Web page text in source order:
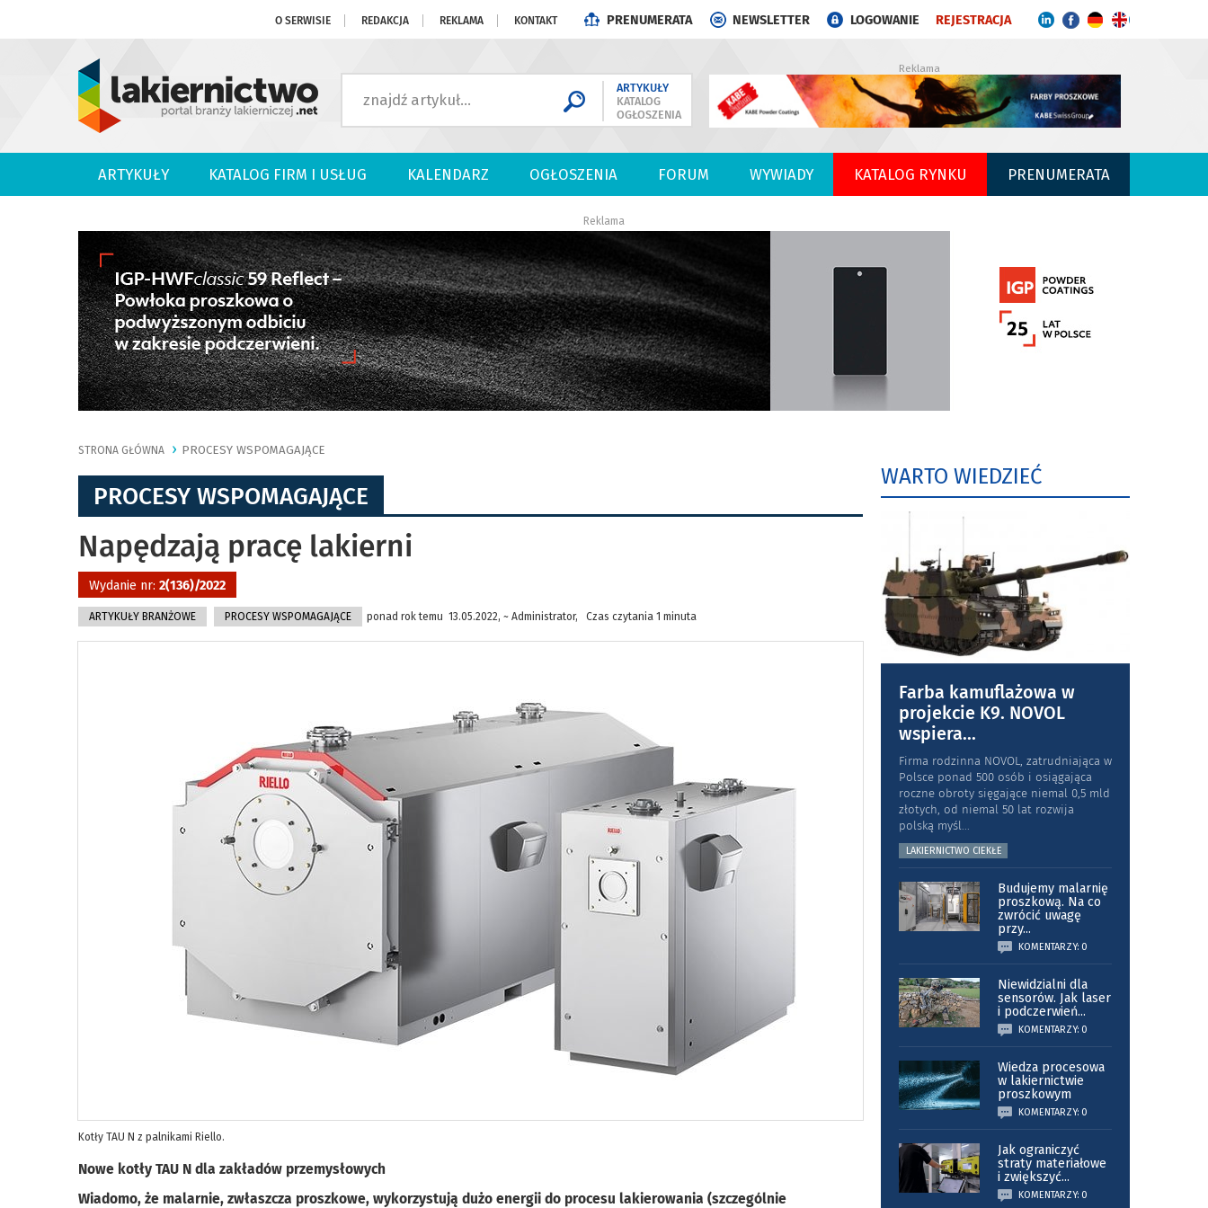
O SERWISIE REDAKCJA REKLAMA KONTAKT PRENUMERATA NEWSLETTER LOGOWANIE REJESTRACJA
ARTYKUŁY
KATALOG
OGŁOSZENIA
Reklama
ARTYKUŁY KATALOG FIRM I USŁUG KALENDARZ OGŁOSZENIA FORUM WYWIADY KATALOG RYNKU PRENUMERATA
Reklama
STRONA GŁÓWNA PROCESY WSPOMAGAJĄCE
PROCESY WSPOMAGAJĄCE
Napędzają pracę lakierni
Wydanie nr: 2(136)/2022
ARTYKUŁY BRANŻOWE PROCESY WSPOMAGAJĄCE ponad rok temu 13.05.2022, ~ Administrator, Czas czytania 1 minuta
Kotły TAU N z palnikami Riello.
Nowe kotły TAU N dla zakładów przemysłowych
Wiadomo, że malarnie, zwłaszcza proszkowe, wykorzystują dużo energii do procesu lakierowania (szczególnie
WARTO WIEDZIEĆ
Farba kamuflażowa w
projekcie K9. NOVOL
wspiera...
Firma rodzinna NOVOL, zatrudniająca w
Polsce ponad 500 osób i osiągająca
roczne obroty sięgające niemal 0,5 mld
złotych, od niemal 50 lat rozwija
polską myśl...
LAKIERNICTWO CIEKŁE
Budujemy malarnię
proszkową. Na co
zwrócić uwagę
przy...
KOMENTARZY: 0
Niewidzialni dla
sensorów. Jak laser
i podczerwień...
KOMENTARZY: 0
Wiedza procesowa
w lakiernictwie
proszkowym
KOMENTARZY: 0
Jak ograniczyć
straty materiałowe
i zwiększyć...
KOMENTARZY: 0